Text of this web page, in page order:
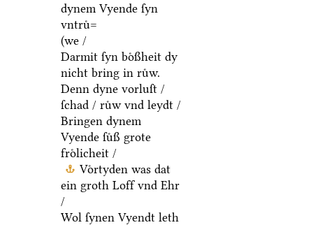
dynem Vyende ſyn
vntruͤ=
(we /
Darmit ſyn boͤßheit dy
nicht bring in ruͤw.
Denn dyne vorluſt /
ſchad / ruͤw vnd leydt /
Bringen dynem
Vyende ſuͤß grote
froͤlicheit /
Voͤrtyden was dat
ein groth Loff vnd Ehr
/
Wol ſynen Vyendt leth